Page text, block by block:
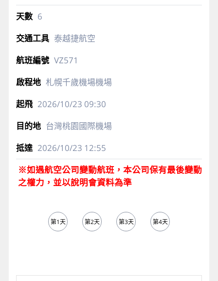
6
泰越捷航空
VZ571
札幌千歲機場機場
2026/10/23 09:30
台灣桃園國際機場
2026/10/23 12:55
※如遇航空公司變動航班，本公司保有最後變動
之權力，並以說明會資料為準
第1天 第2天 第3天 第4天